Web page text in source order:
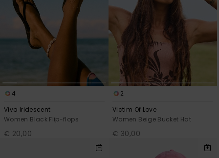
4
Viva Iridescent
Women Black Flip-flops
€ 20,00
2
Victim Of Love
Women Beige Bucket Hat
€ 30,00